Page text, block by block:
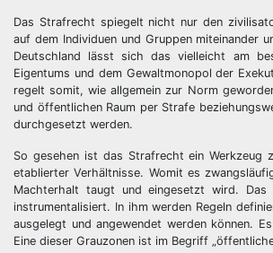
Das Strafrecht spiegelt nicht nur den
auf dem Individuen und Gruppen miteinander
Deutschland lässt sich das vielleicht am
Eigentums und dem Gewaltmonopol der
regelt somit, wie allgemein zur Norm
und öffentlichen Raum per Strafe
durchgesetzt werden.
So gesehen ist das Strafrecht ein Werkzeug
etablierter Verhältnisse. Womit es
Machterhalt taugt und eingesetzt wird.
instrumentalisiert. In ihm werden Regeln
ausgelegt und angewendet werden können.
Eine dieser Grauzonen ist im Begriff